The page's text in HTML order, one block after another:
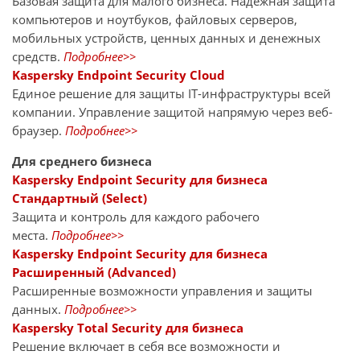
компьютеров и ноутбуков, файловых серверов,
мобильных устройств, ценных данных и денежных
средств. Подробнее>>
Kaspersky Endpoint Security Cloud
Единое решение для защиты IT-инфраструктуры всей
компании. Управление защитой напрямую через веб-
браузер. Подробнее>>
Для среднего бизнеса
Kaspersky Endpoint Security для бизнеса
Стандартный (Select)
Защита и контроль для каждого рабочего
места. Подробнее>>
Kaspersky Endpoint Security для бизнеса
Расширенный (Advanced)
Расширенные возможности управления и защиты
данных. Подробнее>>
Kaspersky Total Security для бизнеса
Решение включает в себя все возможности и